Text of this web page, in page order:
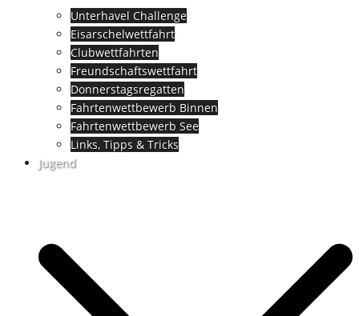
Unterhavel Challenge
Eisarschelwettfahrt
Clubwettfahrten
Freundschaftswettfahrt
Donnerstagsregatten
Fahrtenwettbewerb Binnen
Fahrtenwettbewerb See
Links, Tipps & Tricks
Jugend